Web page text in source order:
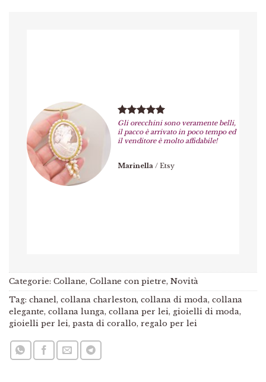
Gli orecchini sono veramente belli,
il pacco è arrivato in poco tempo ed
il venditore è molto affidabile!
Marinella / Etsy
Categorie: Collane, Collane con pietre, Novità
Tag: chanel, collana charleston, collana di moda, collana
elegante, collana lunga, collana per lei, gioielli di moda,
gioielli per lei, pasta di corallo, regalo per lei